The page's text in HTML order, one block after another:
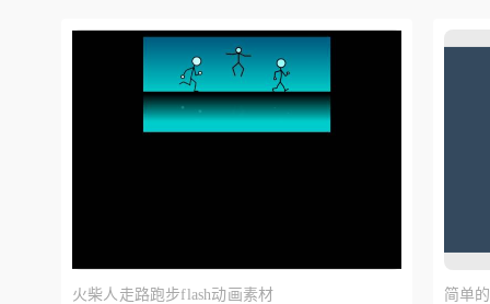
纸 生日
木吉他
火柴人走路跑步flash动画素材 简单